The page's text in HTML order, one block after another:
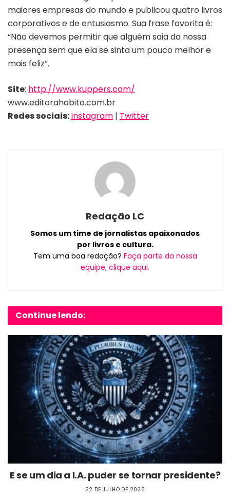
maiores empresas do mundo e publicou quatro livros
corporativos e de entusiasmo. Sua frase favorita é:
“Não devemos permitir que alguém saia da nossa
presença sem que ela se sinta um pouco melhor e
mais feliz”.
Site: http://www.kuppers.com/
www.editorahabito.com.br
Redes sociais:Instagram | Twitter
Redação LC
Somos um time de jornalistas apaixonados
por livros e cultura.
Tem uma boa redação? Faça parte da nossa
equipe, clique aqui.
Continue lendo:
E se um dia a I.A. puder se tornar presidente?
22 DE JULHO DE 2026